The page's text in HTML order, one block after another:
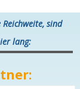
sind
lang: